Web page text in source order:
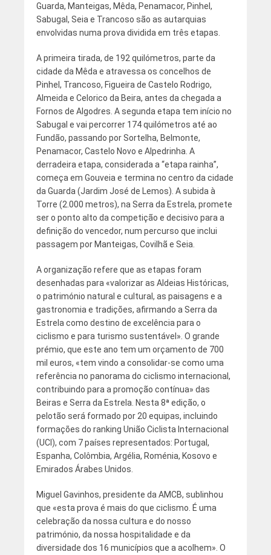
Guarda, Manteigas, Mêda, Penamacor, Pinhel,
Sabugal, Seia e Trancoso são as autarquias
envolvidas numa prova dividida em três etapas.
A primeira tirada, de 192 quilómetros, parte da
cidade da Mêda e atravessa os concelhos de
Pinhel, Trancoso, Figueira de Castelo Rodrigo,
Almeida e Celorico da Beira, antes da chegada a
Fornos de Algodres. A segunda etapa tem início no
Sabugal e vai percorrer 174 quilómetros até ao
Fundão, passando por Sortelha, Belmonte,
Penamacor, Castelo Novo e Alpedrinha. A
derradeira etapa, considerada a “etapa rainha”,
começa em Gouveia e termina no centro da cidade
da Guarda (Jardim José de Lemos). A subida à
Torre (2.000 metros), na Serra da Estrela, promete
ser o ponto alto da competição e decisivo para a
definição do vencedor, num percurso que inclui
passagem por Manteigas, Covilhã e Seia.
A organização refere que as etapas foram
desenhadas para «valorizar as Aldeias Históricas,
o património natural e cultural, as paisagens e a
gastronomia e tradições, afirmando a Serra da
Estrela como destino de excelência para o
ciclismo e para turismo sustentável». O grande
prémio, que este ano tem um orçamento de 700
mil euros, «tem vindo a consolidar-se como uma
referência no panorama do ciclismo internacional,
contribuindo para a promoção contínua» das
Beiras e Serra da Estrela. Nesta 8ª edição, o
pelotão será formado por 20 equipas, incluindo
formações do ranking União Ciclista Internacional
(UCI), com 7 países representados: Portugal,
Espanha, Colômbia, Argélia, Roménia, Kosovo e
Emirados Árabes Unidos.
Miguel Gavinhos, presidente da AMCB, sublinhou
que «esta prova é mais do que ciclismo. É uma
celebração da nossa cultura e do nosso
património, da nossa hospitalidade e da
diversidade dos 16 municípios que a acolhem». O